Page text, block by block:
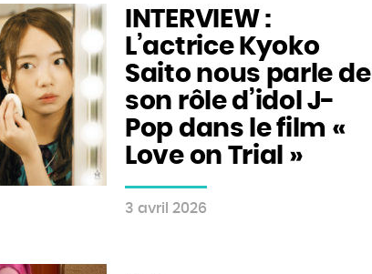
INTERVIEW :
L’actrice Kyoko
Saito nous parle de
son rôle d’idol J-
Pop dans le film «
Love on Trial »
3 avril 2026